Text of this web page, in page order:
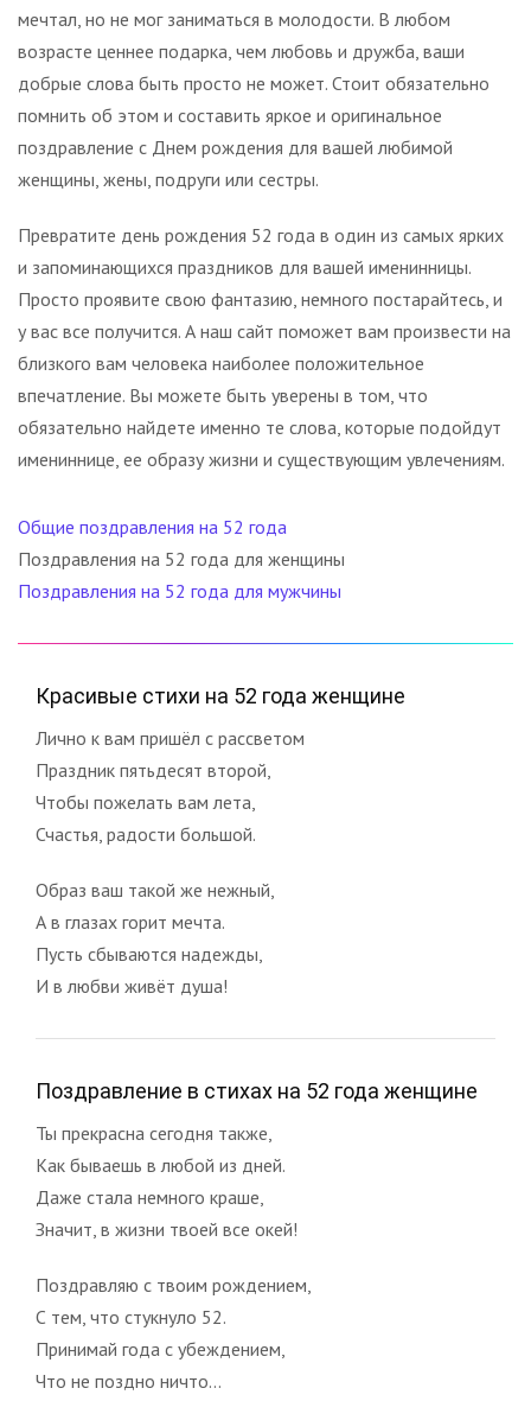
мечтал, но не мог заниматься в молодости. В любом
возрасте ценнее подарка, чем любовь и дружба, ваши
добрые слова быть просто не может. Стоит обязательно
помнить об этом и составить яркое и оригинальное
поздравление с Днем рождения для вашей любимой
женщины, жены, подруги или сестры.
Превратите день рождения 52 года в один из самых ярких
и запоминающихся праздников для вашей именинницы.
Просто проявите свою фантазию, немного постарайтесь, и
у вас все получится. А наш сайт поможет вам произвести на
близкого вам человека наиболее положительное
впечатление. Вы можете быть уверены в том, что
обязательно найдете именно те слова, которые подойдут
имениннице, ее образу жизни и существующим увлечениям.
Общие поздравления на 52 года
Поздравления на 52 года для женщины
Поздравления на 52 года для мужчины
Красивые стихи на 52 года женщине
Лично к вам пришёл с рассветом
Праздник пятьдесят второй,
Чтобы пожелать вам лета,
Счастья, радости большой.
Образ ваш такой же нежный,
А в глазах горит мечта.
Пусть сбываются надежды,
И в любви живёт душа!
Поздравление в стихах на 52 года женщине
Ты прекрасна сегодня также,
Как бываешь в любой из дней.
Даже стала немного краше,
Значит, в жизни твоей все окей!
Поздравляю с твоим рождением,
С тем, что стукнуло 52.
Принимай года с убеждением,
Что не поздно ничто...